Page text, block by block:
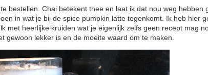
bestellen. Chai betekent thee en laat ik dat nou weg hebben
in wat je bij de spice pumpkin latte tegenkomt. Ik heb hier
met heerlijke kruiden wat je eigenlijk zelfs geen recept mag
gewoon lekker is en de moeite waard om te maken.